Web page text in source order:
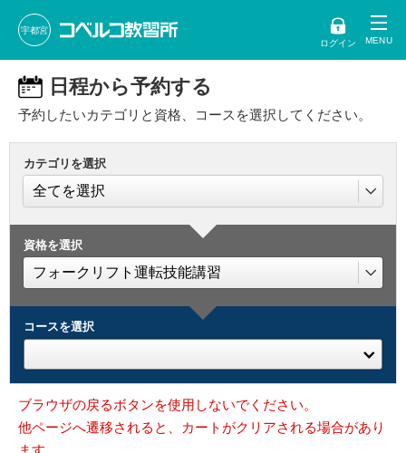
宇都宮
ログイン
日程から予約する
予約したいカテゴリと資格、コースを選択してください。
カテゴリを選択
資格を選択
コースを選択
ブラウザの戻るボタンを使用しないでください。
他ページへ遷移されると、カートがクリアされる場合があり
ます。